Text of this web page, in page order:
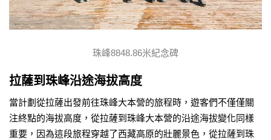
珠峰8848.86米紀念碑
拉薩到珠峰沿途海拔高度
當計劃從拉薩出發前往珠峰大本營的旅程時，遊客們不僅僅關
注終點的海拔高度，從拉薩到珠峰大本營的沿途海拔變化同樣
重要，因為這段旅程穿越了西藏高原的壯麗景色，從拉薩到珠